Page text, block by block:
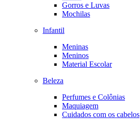
Gorros e Luvas
Mochilas
Infantil
Meninas
Meninos
Material Escolar
Beleza
Perfumes e Colônias
Maquiagem
Cuidados com os cabelos